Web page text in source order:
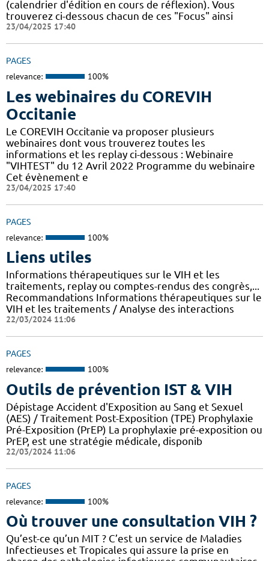
(calendrier d'édition en cours de réflexion). Vous
trouverez ci-dessous chacun de ces "Focus" ainsi
23/04/2025 17:40
PAGES
relevance: 100%
Les webinaires du COREVIH
Occitanie
Le COREVIH Occitanie va proposer plusieurs
webinaires dont vous trouverez toutes les
informations et les replay ci-dessous : Webinaire
"VIHTEST" du 12 Avril 2022 Programme du webinaire
Cet évènement e
23/04/2025 17:40
PAGES
relevance: 100%
Liens utiles
Informations thérapeutiques sur le VIH et les
traitements, replay ou comptes-rendus des congrès,...
Recommandations Informations thérapeutiques sur le
VIH et les traitements / Analyse des interactions
22/03/2024 11:06
PAGES
relevance: 100%
Outils de prévention IST & VIH
Dépistage Accident d'Exposition au Sang et Sexuel
(AES) / Traitement Post-Exposition (TPE) Prophylaxie
Pré-Exposition (PrEP) La prophylaxie pré-exposition ou
PrEP, est une stratégie médicale, disponib
22/03/2024 11:06
PAGES
relevance: 100%
Où trouver une consultation VIH ?
Qu’est-ce qu’un MIT ? C’est un service de Maladies
Infectieuses et Tropicales qui assure la prise en